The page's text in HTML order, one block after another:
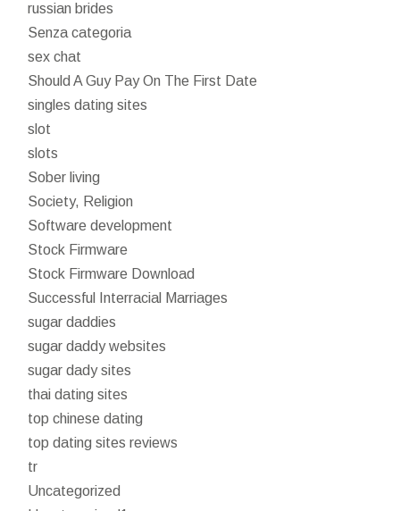
russian brides
Senza categoria
sex chat
Should A Guy Pay On The First Date
singles dating sites
slot
slots
Sober living
Society, Religion
Software development
Stock Firmware
Stock Firmware Download
Successful Interracial Marriages
sugar daddies
sugar daddy websites
sugar dady sites
thai dating sites
top chinese dating
top dating sites reviews
tr
Uncategorized